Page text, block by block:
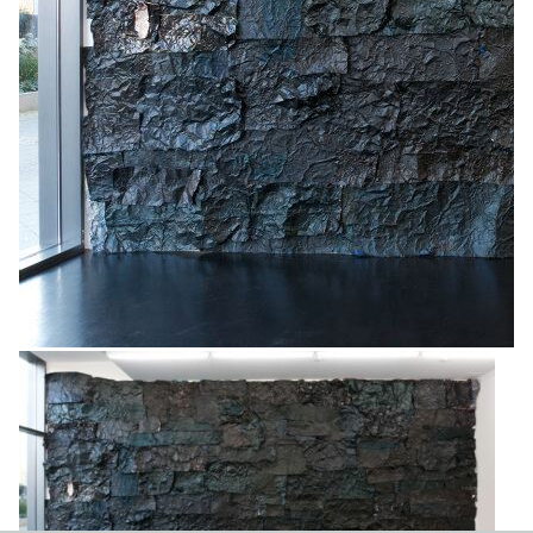
Z
Ausstellungen nach Jahren filtern
Filter exhibitions by years
2026 2025 2024 2023
2022
2020 2019 2018
2017
2016
2015 2014 2013
2012
2011
2010 2009 2008
2007
2006
1996
1995 1994 1993
1992
1991
1990 1989 1988
1987
1986
1985 1984 1983
1982
1981
1980 1979 1978
1977
1976
1975 1974 1973
1972
1971
1970 1969 1968 1967